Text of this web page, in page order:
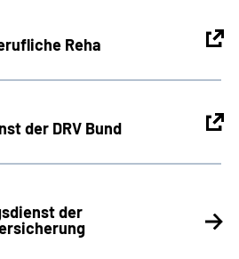
Reha
der DRV Bund
der